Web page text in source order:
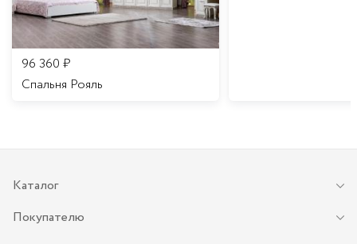
96 360 ₽
Спальня Рояль
Каталог
Покупателю